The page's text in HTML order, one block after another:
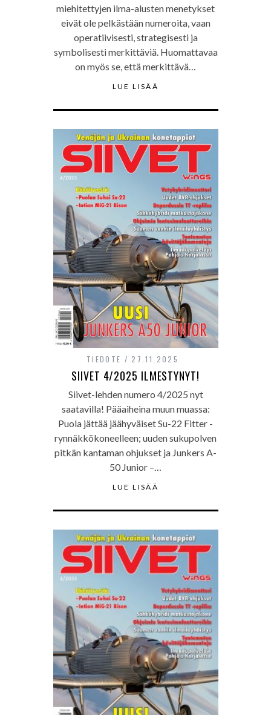
miehitettyjen ilma-alusten menetykset
eivät ole pelkästään numeroita, vaan
operatiivisesti, strategisesti ja
symbolisesti merkittäviä. Huomattavaa
on myös se, että merkittävä…
LUE LISÄÄ
TIEDOTE 27.11.2025
SIIVET 4/2025 ILMESTYNYT!
Siivet-lehden numero 4/2025 nyt
saatavilla! Pääaiheina muun muassa:
Puola jättää jäähyväiset Su-22 Fitter -
rynnäkkökoneelleen; uuden sukupolven
pitkän kantaman ohjukset ja Junkers A-
50 Junior –…
LUE LISÄÄ